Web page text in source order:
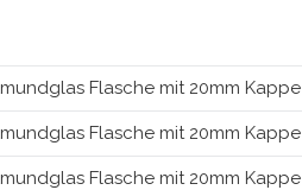
Flasche mit 20mm Kappe
Flasche mit 20mm Kappe
Flasche mit 20mm Kappe